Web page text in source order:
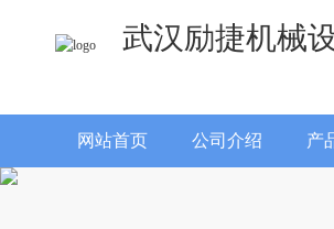
武汉励捷机械
网站首页 公司介绍 产